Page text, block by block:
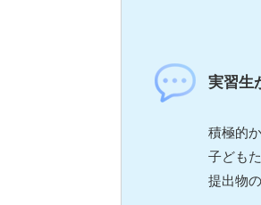
実習生
積極的
子ども
提出物